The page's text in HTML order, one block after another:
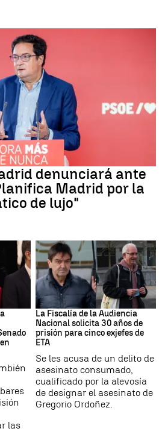
denunciará ante
Madrid por la
de lujo"
las
ETA
La Fiscalía de la Audiencia
Nacional solicita 30 años de
prisión para cinco exjefes de
ETA
Se les acusa de un delito de
asesinato consumado,
cualificado por la alevosía
de designar el asesinato de
Gregorio Ordoñez.